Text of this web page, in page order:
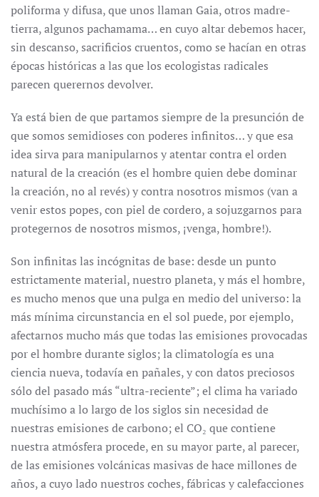
poliforma y difusa, que unos llaman Gaia, otros madre-
tierra, algunos pachamama… en cuyo altar debemos hacer,
sin descanso, sacrificios cruentos, como se hacían en otras
épocas históricas a las que los ecologistas radicales
parecen querernos devolver.
Ya está bien de que partamos siempre de la presunción de
que somos semidioses con poderes infinitos… y que esa
idea sirva para manipularnos y atentar contra el orden
natural de la creación (es el hombre quien debe dominar
la creación, no al revés) y contra nosotros mismos (van a
venir estos popes, con piel de cordero, a sojuzgarnos para
protegernos de nosotros mismos, ¡venga, hombre!).
Son infinitas las incógnitas de base: desde un punto
estrictamente material, nuestro planeta, y más el hombre,
es mucho menos que una pulga en medio del universo: la
más mínima circunstancia en el sol puede, por ejemplo,
afectarnos mucho más que todas las emisiones provocadas
por el hombre durante siglos; la climatología es una
ciencia nueva, todavía en pañales, y con datos preciosos
sólo del pasado más “ultra-reciente”; el clima ha variado
muchísimo a lo largo de los siglos sin necesidad de
nuestras emisiones de carbono; el CO₂ que contiene
nuestra atmósfera procede, en su mayor parte, al parecer,
de las emisiones volcánicas masivas de hace millones de
años, a cuyo lado nuestros coches, fábricas y calefacciones